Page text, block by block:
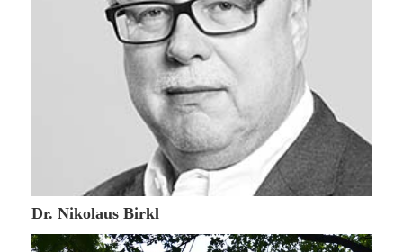
31. Oktober 2016
Dr. Nikolaus Birkl